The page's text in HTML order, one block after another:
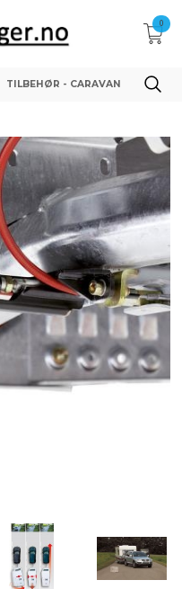
0
TILBEHØR - CARAVAN